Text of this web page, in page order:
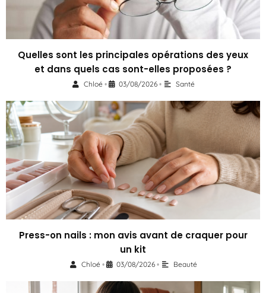
Quelles sont les principales opérations des yeux
et dans quels cas sont-elles proposées ?
Chloé • 03/08/2026 • Santé
Press-on nails : mon avis avant de craquer pour
un kit
Chloé • 03/08/2026 • Beauté